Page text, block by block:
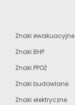
Znaki ewakuacyjne
Znaki BHP
Znaki PPOŻ
Znaki budowlane
Znaki elektryczne